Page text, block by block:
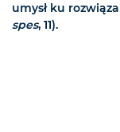
umysł ku
spes, 11).